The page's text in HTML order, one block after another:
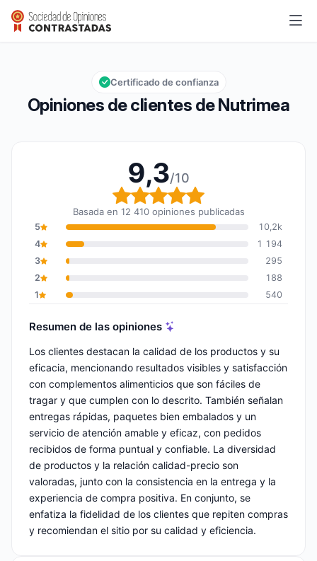
Nutrimea
Calificación global: 9,3 de 10
9,3/10
Opiniones de clientes de Nutrimea
Certificado de confianza
9,3/10
Calificación global: 9,3
Basada en 12 410 opiniones publicadas
5
10,2k
4
1 194
3
295
2
188
1
540
Resumen de las opiniones
Los clientes destacan la calidad de los productos y su
eficacia, mencionando resultados visibles y satisfacción
con complementos alimenticios que son fáciles de
tragar y que cumplen con lo descrito. También señalan
entregas rápidas, paquetes bien embalados y un
servicio de atención amable y eficaz, con pedidos
recibidos de forma puntual y confiable. La diversidad
de productos y la relación calidad-precio son
valoradas, junto con la consistencia en la entrega y la
experiencia de compra positiva. En conjunto, se
enfatiza la fidelidad de los clientes que repiten compras
y recomiendan el sitio por su calidad y eficiencia.